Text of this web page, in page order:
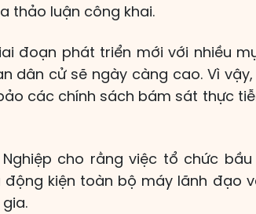
thảo luận công khai.
đoạn phát triển mới với nhiều
dân cử sẽ ngày càng cao. Vì
các chính sách bám sát thực
Nghiệp cho rằng việc tổ chức
kiện toàn bộ máy lãnh đạo